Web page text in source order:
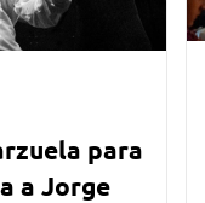
para
a Jorge